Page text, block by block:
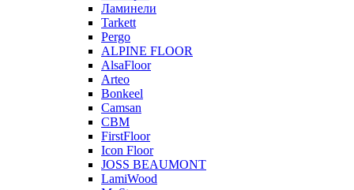
Ламинели
Tarkett
Pergo
ALPINE FLOOR
AlsaFloor
Arteo
Bonkeel
Camsan
CBM
FirstFloor
Icon Floor
JOSS BEAUMONT
LamiWood